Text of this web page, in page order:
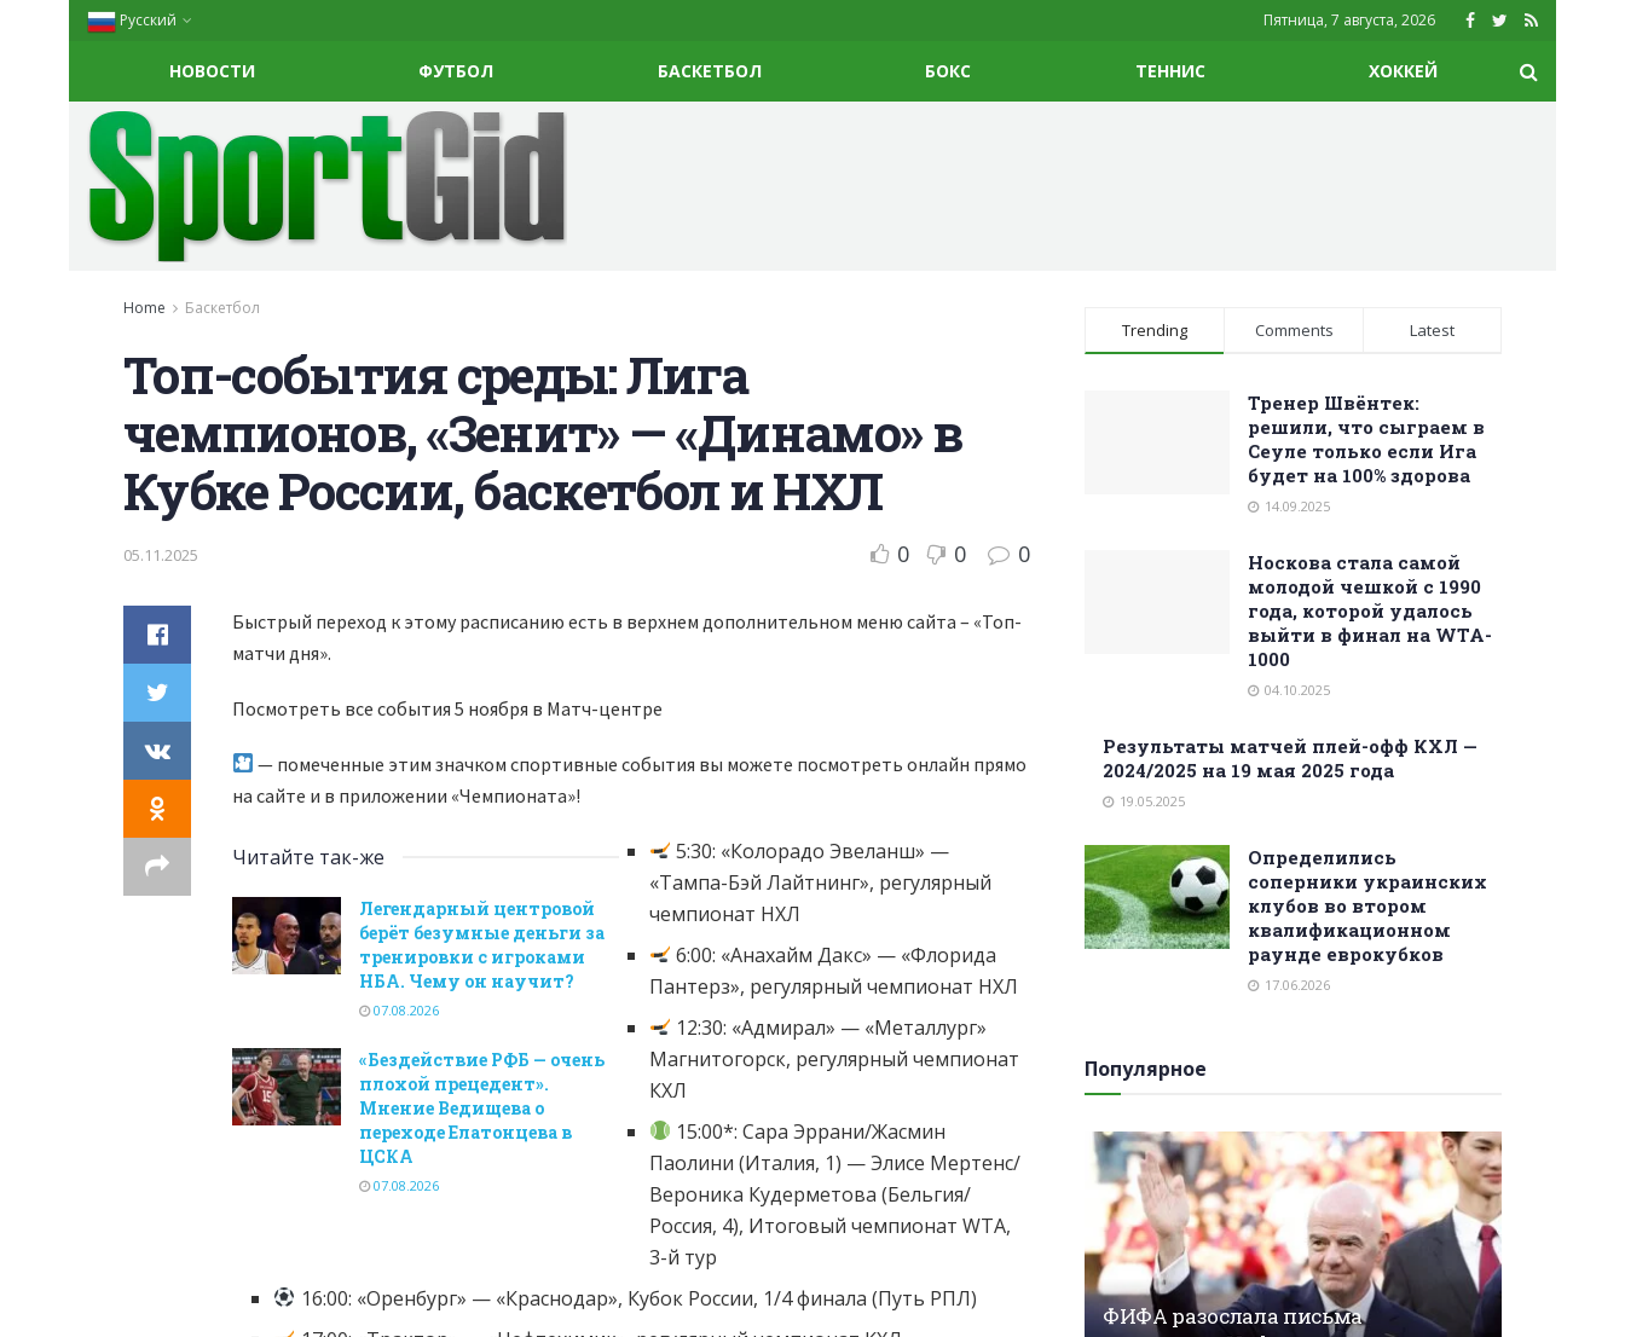
Русский Пятница, 7 августа, 2026
НОВОСТИ ФУТБОЛ БАСКЕТБОЛ БОКС ТЕННИС ХОККЕЙ
Home Баскетбол
Топ-события среды: Лига
чемпионов, «Зенит» — «Динамо» в
Кубке России, баскетбол и НХЛ
05.11.2025 0 0 0
Быстрый переход к этому расписанию есть в верхнем дополнительном меню сайта – «Топ-
матчи дня».
Посмотреть все события 5 ноября в Матч-центре
— помеченные этим значком спортивные события вы можете посмотреть онлайн прямо
на сайте и в приложении «Чемпионата»!
Читайте так-же
Легендарный центровой
берёт безумные деньги за
тренировки с игроками
НБА. Чему он научит?
07.08.2026
«Бездействие РФБ — очень
плохой прецедент».
Мнение Ведищева о
переходе Елатонцева в
ЦСКА
07.08.2026
5:30: «Колорадо Эвеланш» —
«Тампа-Бэй Лайтнинг», регулярный
чемпионат НХЛ
6:00: «Анахайм Дакс» — «Флорида
Пантерз», регулярный чемпионат НХЛ
12:30: «Адмирал» — «Металлург»
Магнитогорск, регулярный чемпионат
КХЛ
15:00*: Сара Эррани/Жасмин
Паолини (Италия, 1) — Элисе Мертенс/
Вероника Кудерметова (Бельгия/
Россия, 4), Итоговый чемпионат WTA,
3-й тур
16:00: «Оренбург» — «Краснодар», Кубок России, 1/4 финала (Путь РПЛ)
Trending Comments Latest
Тренер Швёнтек:
решили, что сыграем в
Сеуле только если Ига
будет на 100% здорова
14.09.2025
Носкова стала самой
молодой чешкой с 1990
года, которой удалось
выйти в финал на WTA-
1000
04.10.2025
Результаты матчей плей-офф КХЛ —
2024/2025 на 19 мая 2025 года
19.05.2025
Определились
соперники украинских
клубов во втором
квалификационном
раунде еврокубков
17.06.2026
Популярное
ФИФА разослала письма